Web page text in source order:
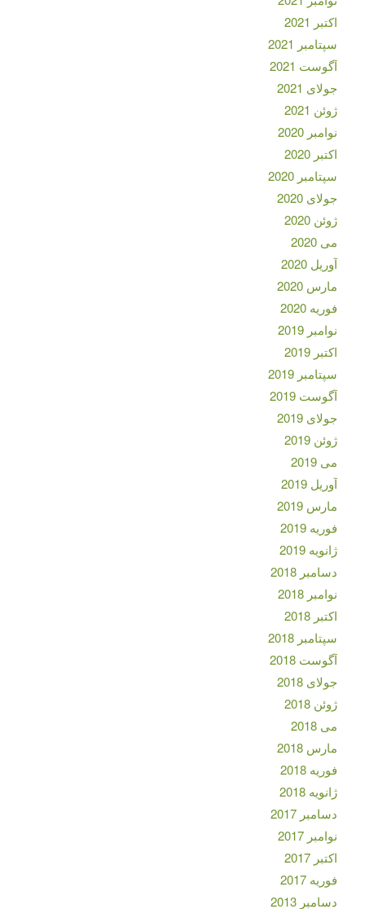
اکتبر 2021
سپتامبر 2021
آگوست 2021
جولای 2021
ژوئن 2021
نوامبر 2020
اکتبر 2020
سپتامبر 2020
جولای 2020
ژوئن 2020
می 2020
آوریل 2020
مارس 2020
فوریه 2020
نوامبر 2019
اکتبر 2019
سپتامبر 2019
آگوست 2019
جولای 2019
ژوئن 2019
می 2019
آوریل 2019
مارس 2019
فوریه 2019
ژانویه 2019
دسامبر 2018
نوامبر 2018
اکتبر 2018
سپتامبر 2018
آگوست 2018
جولای 2018
ژوئن 2018
می 2018
مارس 2018
فوریه 2018
ژانویه 2018
دسامبر 2017
نوامبر 2017
اکتبر 2017
فوریه 2017
دسامبر 2013